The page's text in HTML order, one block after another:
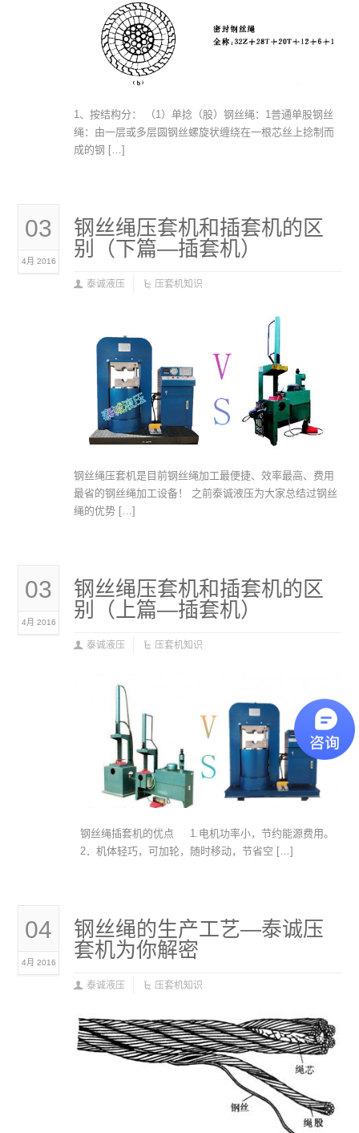
1、按结构分： （1）单捻（股）钢丝绳：1普通单股钢丝
绳：由一层或多层圆钢丝螺旋状缠绕在一根芯丝上捻制而
成的钢 […]
03
4月 2016
钢丝绳压套机和插套机的区
别（下篇—插套机）
泰诚液压 压套机知识
钢丝绳压套机是目前钢丝绳加工最便捷、效率最高、费用
最省的钢丝绳加工设备！ 之前泰诚液压为大家总结过钢丝
绳的优势 […]
03
4月 2016
钢丝绳压套机和插套机的区
别（上篇—插套机）
泰诚液压 压套机知识
钢丝绳插套机的优点 1.电机功率小，节约能源费用。
2．机体轻巧，可加轮，随时移动，节省空 […]
04
4月 2016
钢丝绳的生产工艺—泰诚压
套机为你解密
泰诚液压 压套机知识